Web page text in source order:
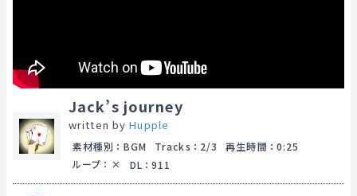
Jack’s journey
written byHupple
素材種別 ： BGM Tracks ： 2/3 再生時間 ： 0:25
ループ ： DL ： 911